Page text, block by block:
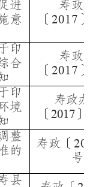
进
意
寿政
〔 2017 〕
印
合
寿政
〔 2017 〕
印
境
寿政
〔 2017〕
整
的
寿政〔
号
县